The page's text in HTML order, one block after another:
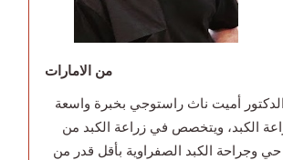
من الامارات
الدكتور أميت ناث راستوجي بخبرة واسعة
الكبد، ويتخصص في زراعة الكبد من
حي وجراحة الكبد الصفراوية بأقل قدر من